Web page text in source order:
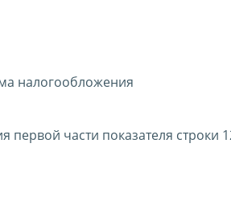
налогообложения
части показателя строки